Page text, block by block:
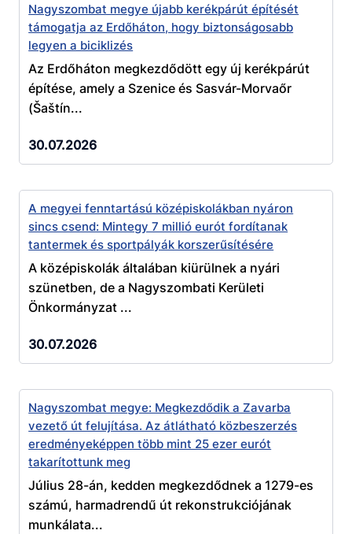
Nagyszombat megye újabb kerékpárút építését
támogatja az Erdőháton, hogy biztonságosabb
legyen a biciklizés
Az Erdőháton megkezdődött egy új kerékpárút
építése, amely a Szenice és Sasvár-Morvaőr
(Šaštín...
30.07.2026
A megyei fenntartású középiskolákban nyáron
sincs csend: Mintegy 7 millió eurót fordítanak
tantermek és sportpályák korszerűsítésére
A középiskolák általában kiürülnek a nyári
szünetben, de a Nagyszombati Kerületi
Önkormányzat ...
30.07.2026
Nagyszombat megye: Megkezdődik a Zavarba
vezető út felujítása. Az átlátható közbeszerzés
eredményeképpen több mint 25 ezer eurót
takarítottunk meg
Július 28-án, kedden megkezdődnek a 1279-es
számú, harmadrendű út rekonstrukciójának
munkálata...